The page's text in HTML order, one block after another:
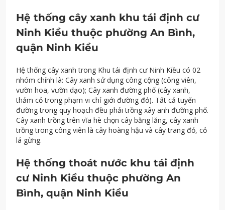
Hệ thống cây xanh khu tái định cư
Ninh Kiều thuộc phường An Bình,
quận Ninh Kiều
Hệ thống cây xanh trong Khu tái định cư Ninh Kiều có 02
nhóm chính là: Cây xanh sử dụng công cộng (công viên,
vườn hoa, vườn dạo); Cây xanh đường phố (cây xanh,
thảm cỏ trong phạm vi chỉ giới đường đỏ). Tất cả tuyến
đường trong quy hoạch đều phải trồng xây anh đường phố.
Cây xanh trồng trên vĩa hè chọn cây bằng lăng, cây xanh
trồng trong công viên là cây hoàng hậu và cây trang đỏ, cỏ
lá gừng.
Hệ thống thoát nước khu tái định
cư Ninh Kiều thuộc phường An
Bình, quận Ninh Kiều